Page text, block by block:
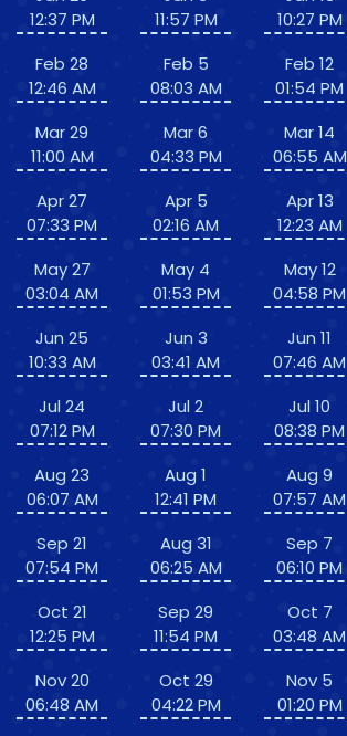
12:37 PM
Feb 28
12:46 AM
Mar 29
11:00 AM
Apr 27
07:33 PM
May 27
03:04 AM
Jun 25
10:33 AM
Jul 24
07:12 PM
Aug 23
06:07 AM
Sep 21
07:54 PM
Oct 21
12:25 PM
Nov 20
06:48 AM
11:57 PM
Feb 5
08:03 AM
Mar 6
04:33 PM
Apr 5
02:16 AM
May 4
01:53 PM
Jun 3
03:41 AM
Jul 2
07:30 PM
Aug 1
12:41 PM
Aug 31
06:25 AM
Sep 29
11:54 PM
Oct 29
04:22 PM
10:27 PM
Feb 12
01:54 PM
Mar 14
06:55 AM
Apr 13
12:23 AM
May 12
04:58 PM
Jun 11
07:46 AM
Jul 10
08:38 PM
Aug 9
07:57 AM
Sep 7
06:10 PM
Oct 7
03:48 AM
Nov 5
01:20 PM